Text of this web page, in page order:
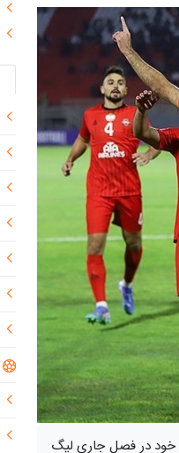
خود در فصل جاری لیگ